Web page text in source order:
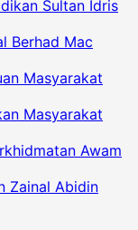
Sultan Idris
Berhad Mac
Masyarakat
Masyarakat
Awam
Zainal Abidin